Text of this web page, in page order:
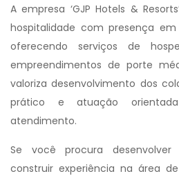
A empresa ‘GJP Hotels &
hospitalidade com presença em
oferecendo serviços de
empreendimentos de porte
valoriza desenvolvimento dos
prático e atuação
atendimento.
Se você procura desenvolver
construir experiência na área